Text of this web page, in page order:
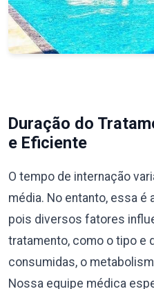
Duração do
e Eficiente
O tempo de internação
média. No entanto, essa é
pois diversos fatores
tratamento, como o tipo e
consumidas, o
Nossa equipe médica